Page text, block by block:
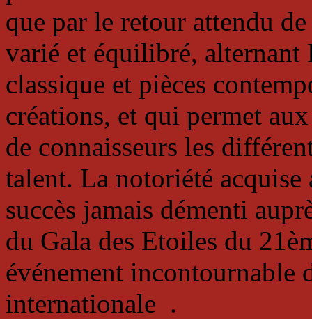
que par le retour attendu
varié et équilibré, alternant
classique et pièces
créations, et qui permet
de connaisseurs les
talent. La notoriété acquise
succès jamais démenti
du Gala des Etoiles du
événement incontournable
internationale .